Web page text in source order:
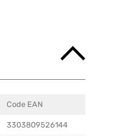
Code EAN
3303809526144